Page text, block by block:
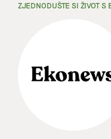
ZJEDNODUŠTE SI ŽIVOT S